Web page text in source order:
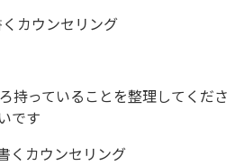
カウンセリング
持っていることを整理してくださ
です
くカウンセリング